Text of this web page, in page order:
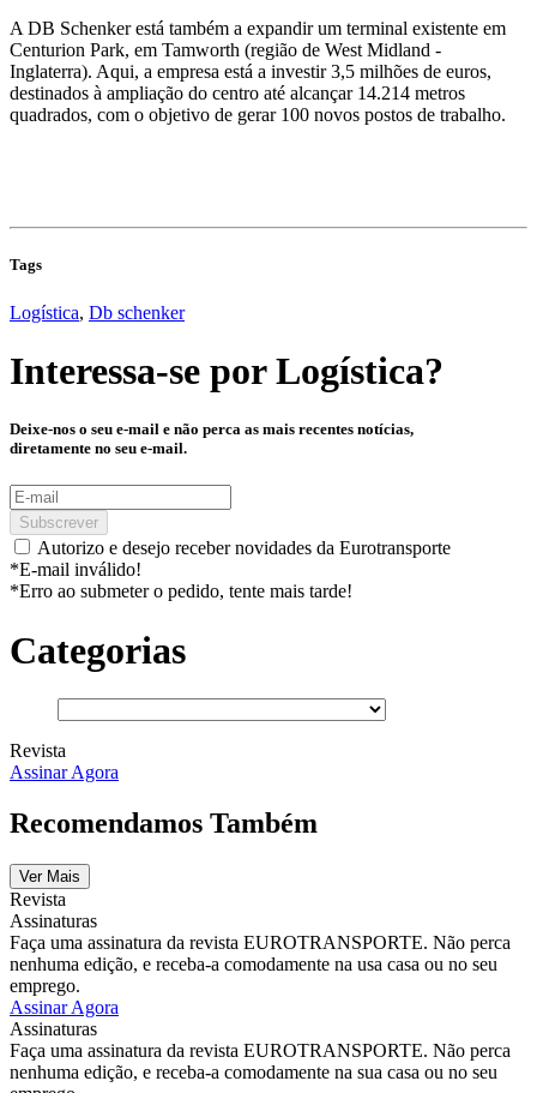
A DB Schenker está também a expandir um terminal existente em
Centurion Park, em Tamworth (região de West Midland -
Inglaterra). Aqui, a empresa está a investir 3,5 milhões de euros,
destinados à ampliação do centro até alcançar 14.214 metros
quadrados, com o objetivo de gerar 100 novos postos de trabalho.
Tags
Logística, Db schenker
Interessa-se porLogística?
Deixe-nos o seu e-mail e não perca as mais recentes notícias,
diretamente no seu e-mail.
Subscrever
Autorizo e desejo receber novidades da Eurotransporte
*E-mail inválido!
*Erro ao submeter o pedido, tente mais tarde!
Categorias
Revista
Assinar Agora
Recomendamos Também
Ver Mais
Revista
Assinaturas
Faça uma assinatura da revista EUROTRANSPORTE. Não perca
nenhuma edição, e receba-a comodamente na usa casa ou no seu
emprego.
Assinar Agora
Assinaturas
Faça uma assinatura da revista EUROTRANSPORTE. Não perca
nenhuma edição, e receba-a comodamente na sua casa ou no seu